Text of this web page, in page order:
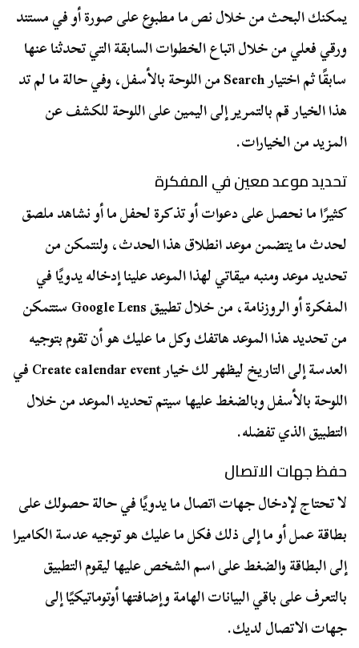
يمكنك البحث من خلال نص ما مطبوع على صورة أو في مستند
ورقي فعلي من خلال اتباع الخطوات السابقة التي تحدثنا عنها
سابقًا ثم اختيار Search من اللوحة بالأسفل، وفي حالة ما لم تد
هذا الخيار قم بالتمرير إلى اليمين على اللوحة للكشف عن
المزيد من الخيارات.
تحديد موعد معين في المفكرة
كثيرًا ما نحصل على دعوات أو تذكرة لحفل ما أو نشاهد ملصق
لحدث ما يتضمن موعد انطلاق هذا الحدث، ولنتمكن من
تحديد موعد ومنبه ميقاتي لهذا الموعد علينا إدخاله يدويًا في
المفكرة أو الروزنامة، من خلال تطبيق Google Lens ستتمكن
من تحديد هذا الموعد هاتفك وكل ما عليك هو أن تقوم بتوجيه
العدسة إلى التاريخ ليظهر لك خيار Create calendar event في
اللوحة بالأسفل وبالضغط عليها سيتم تحديد الموعد من خلال
التطبيق الذي تفضله.
حفظ جهات الاتصال
لا تحتاج لإدخال جهات اتصال ما يدويًا في حالة حصولك على
بطاقة عمل أو ما إلى ذلك فكل ما عليك هو توجيه عدسة الكاميرا
إلى البطاقة والضغط على اسم الشخص عليها ليقوم التطبيق
بالتعرف على باقي البيانات الهامة وإضافتها أوتوماتيكيًا إلى
جهات الاتصال لديك.